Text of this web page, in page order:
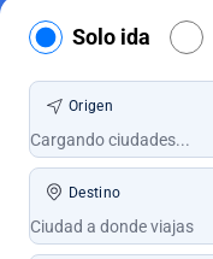
Solo ida
Origen
Destino